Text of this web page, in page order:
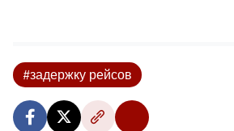
#задержку рейсов